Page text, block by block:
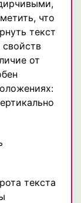
что
текст
от
текста